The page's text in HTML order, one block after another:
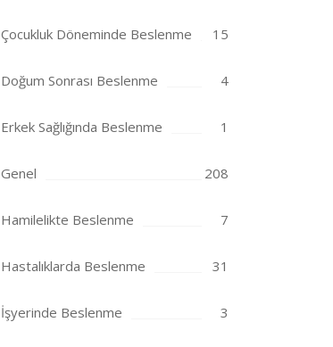
Çocukluk Döneminde Beslenme 15
Doğum Sonrası Beslenme 4
Erkek Sağlığında Beslenme 1
Genel 208
Hamilelikte Beslenme 7
Hastalıklarda Beslenme 31
İşyerinde Beslenme 3